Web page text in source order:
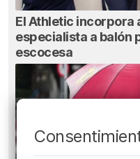
El Athletic incorpora
especialista a balón
escocesa